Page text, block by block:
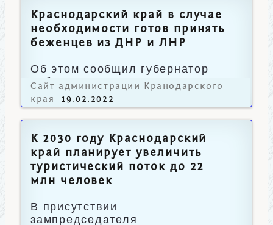
Краснодарский край в случае
необходимости готов принять
беженцев из ДНР и ЛНР
Об этом сообщил губернатор
Кубани Вениамин Кондратьев.
Сайт администрации Кранодарского
края
19.02.2022
К 2030 году Краснодарский
край планирует увеличить
туристический поток до 22
млн человек
В присутствии
зампредседателя